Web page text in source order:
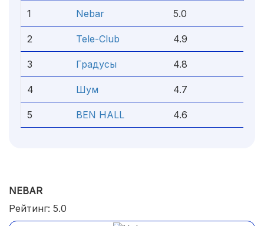
1 Nebar 5.0
2 Tele-Club 4.9
3 Градусы 4.8
4 Шум 4.7
5 BEN HALL 4.6
NEBAR
Рейтинг: 5.0